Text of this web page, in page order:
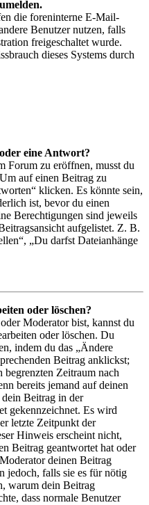
die foreninterne E-Mail-
Benutzer nutzen, falls
freigeschaltet wurde.
dieses Systems durch
eine Antwort?
Forum zu eröffnen, musst du
auf einen Beitrag zu
klicken. Es könnte sein,
ist, bevor du einen
Berechtigungen sind jeweils
aufgelistet. Z. B.
„Du darfst Dateianhänge
oder löschen?
Moderator bist, kannst du
oder löschen. Du
indem du das „Ändere
Beitrag anklickst;
Zeitraum nach
bereits jemand auf deinen
Beitrag in der
gekennzeichnet. Es wird
letzte Zeitpunkt der
Hinweis erscheint nicht,
Beitrag geantwortet hat oder
deinen Beitrag
jedoch, falls sie es für nötig
warum dein Beitrag
dass normale Benutzer